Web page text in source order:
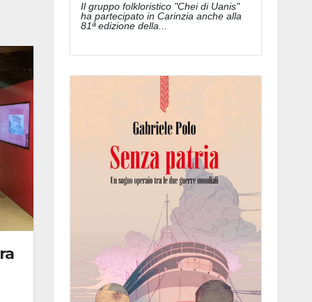
Il gruppo folkloristico "Chei di Uanis"
ha partecipato in Carinzia anche alla
81ª edizione della...